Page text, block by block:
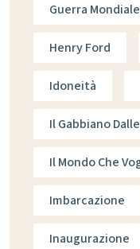
Guerra Mondiale
Henry Ford
Idoneità
Il Gabbiano
Il Mondo Che
Imbarcazione
Inaugurazione